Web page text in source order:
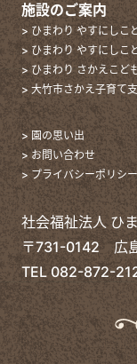
施設のご案内
> ひまわり やすにしこ
> ひまわり やすにしこ
> ひまわり さかえこど
> 大竹市さかえ子育て
> 園の思い出
> お問い合わせ
> プライバシーポリシー
社会福祉法人 ひ
〒731-0142 広
TEL 082-872-